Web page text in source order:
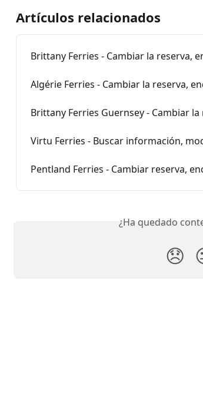
Artículos relacionados
Brittany Ferries - Cambiar la reserva,
Algérie Ferries - Cambiar la reserva,
Brittany Ferries Guernsey - Cambiar
Virtu Ferries - Buscar información,
Pentland Ferries - Cambiar reserva,
¿Ha quedado
😞